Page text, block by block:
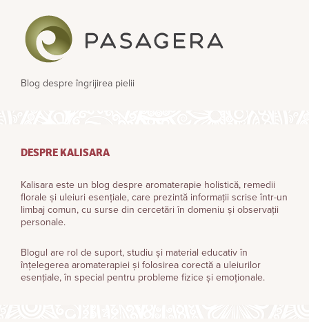
Blog despre îngrijirea pielii
DESPRE KALISARA
Kalisara este un blog despre aromaterapie holistică, remedii
florale și uleiuri esențiale, care prezintă informații scrise într-un
limbaj comun, cu surse din cercetări în domeniu și observații
personale.
Blogul are rol de suport, studiu și material educativ în
înțelegerea aromaterapiei și folosirea corectă a uleiurilor
esențiale, în special pentru probleme fizice și emoționale.